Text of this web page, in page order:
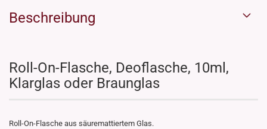
Beschreibung
Roll-On-Flasche, Deoflasche, 10ml,
Klarglas oder Braunglas
Roll-On-Flasche aus säuremattiertem Glas.